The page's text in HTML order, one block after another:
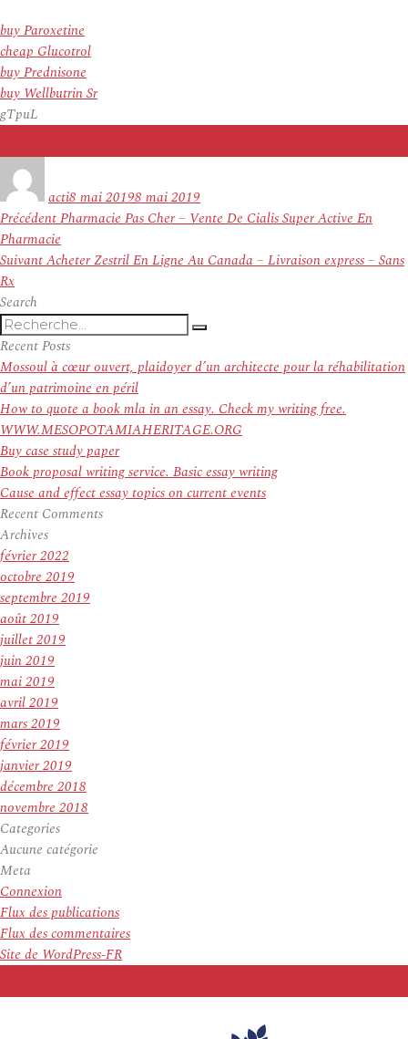
buy Paroxetine
cheap Glucotrol
buy Prednisone
buy Wellbutrin Sr
gTpuL
actile
8 mai 20198 mai 2019
Navigation
de
l’article
PrécédentArticle
précédent :
Pharmacie Pas Cher – Vente De Cialis Super Active En
Pharmacie
SuivantArticle
Acheter Zestril En Ligne Au Canada – Livraison express – Sans
Rx
Search
Recherche
pour
:
Recherche
Recent Posts
Mossoul à cœur ouvert, plaidoyer d’un architecte pour la réhabilitation
d’un patrimoine en péril
How to quote a book mla in an essay. Check my writing free.
WWW.MESOPOTAMIAHERITAGE.ORG
Buy case study paper
Book proposal writing service. Basic essay writing
Cause and effect essay topics on current events
Recent Comments
Archives
février 2022
octobre 2019
septembre 2019
août 2019
juillet 2019
juin 2019
mai 2019
avril 2019
mars 2019
février 2019
janvier 2019
décembre 2018
novembre 2018
Categories
Aucune catégorie
Meta
Connexion
Flux des publications
Flux des commentaires
Site de WordPress-FR